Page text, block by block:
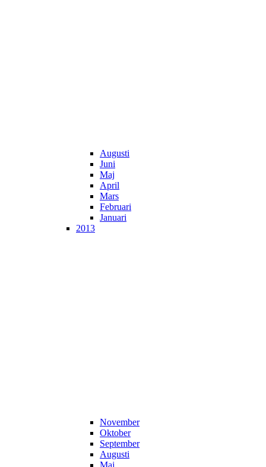
Augusti
Juni
Maj
April
Mars
Februari
Januari
2013
November
Oktober
September
Augusti
Maj